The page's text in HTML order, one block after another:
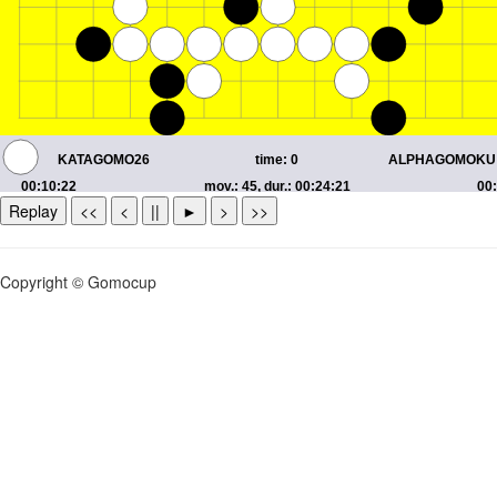
Replay << < || ► > >>
Copyright © Gomocup